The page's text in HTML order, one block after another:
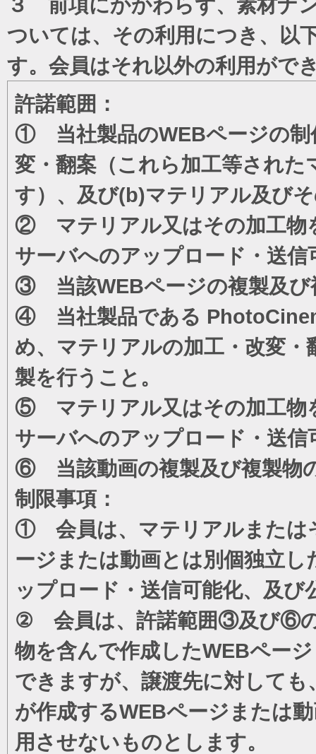
ついては、その利用につき、以
す。会員はそれ以外の利用がで
許諾範囲：
① 当社製品のWEBページの制
変・翻案（これら加工等され
す）、及び(b)マテリアル及び
② マテリアル又はその加工物
サーバへのアップロード・送信
③ 当該WEBページの複製及び
④ 当社製品である
め、マテリアルの加工・改変
製を行うこと。
⑤ マテリアル又はその加工物
サーバへのアップロード・送信
⑥ 当該動画の複製及び複製物
制限事項：
① 会員は、マテリアルまたは
ージまたは動画とは別個独立
ップロード・送信可能化、及
② 会員は、許諾範囲③及び⑥の
物を含んで作成したWEBペー
できますが、譲渡先に対して
が作成するWEBページまたは
用させないものとします。